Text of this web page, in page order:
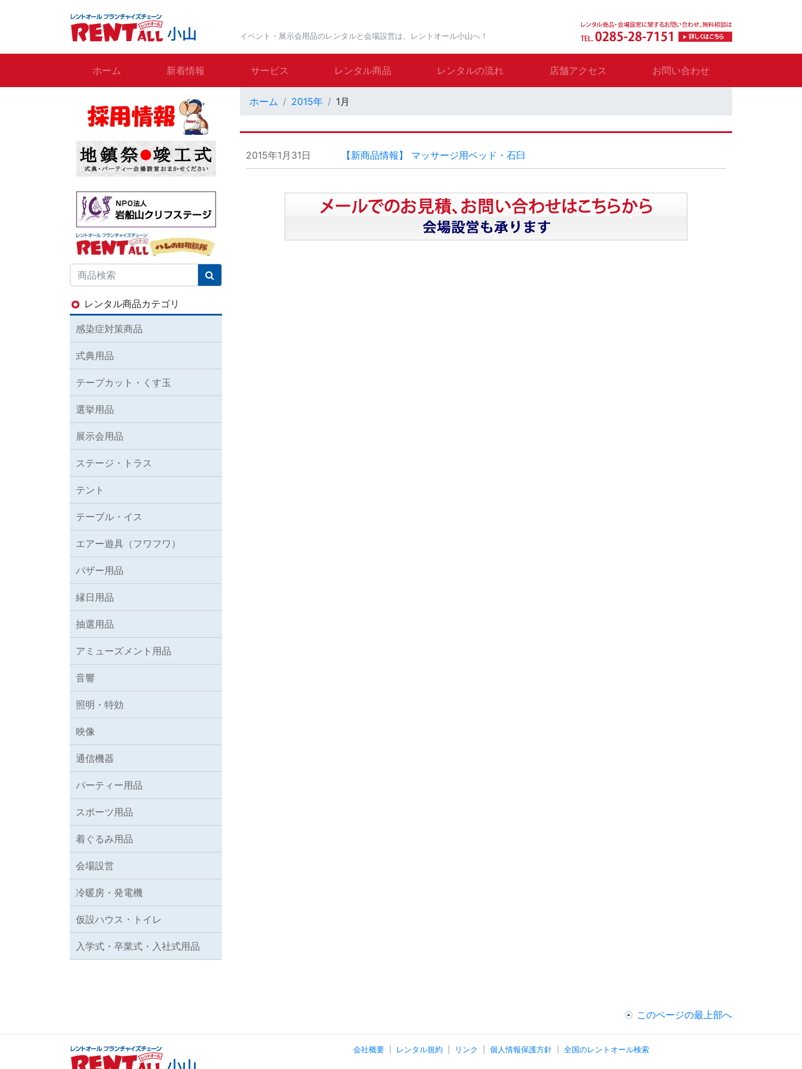
イベント・展示会用品のレンタルと会場設営は、レントオール小山へ！
ホーム 新着情報 サービス レンタル商品 レンタルの流れ 店舗アクセス お問い合わせ
ホーム 2015年 1月
2015年1月31日 【新商品情報】 マッサージ用ベッド・石臼
レンタル商品カテゴリ
感染症対策商品
式典用品
テープカット・くす玉
選挙用品
展示会用品
ステージ・トラス
テント
テーブル・イス
エアー遊具（フワフワ）
バザー用品
縁日用品
抽選用品
アミューズメント用品
音響
照明・特効
映像
通信機器
パーティー用品
スポーツ用品
着ぐるみ用品
会場設営
冷暖房・発電機
仮設ハウス・トイレ
入学式・卒業式・入社式用品
このページの最上部へ
会社概要 レンタル規約 リンク 個人情報保護方針 全国のレントオール検索